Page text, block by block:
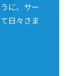
に、サー
日々さま